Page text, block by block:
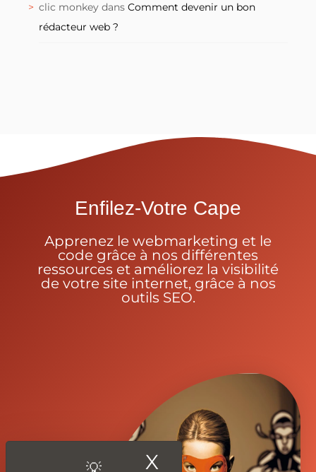
clic monkey dans Comment devenir un bon
rédacteur web ?
Enfilez-Votre Cape
Apprenez le webmarketing et le
code grâce à nos différentes
ressources et améliorez la visibilité
de votre site internet, grâce à nos
outils SEO.
X Masquer le